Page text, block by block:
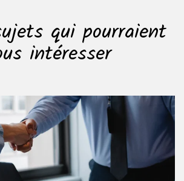
qui pourraient
intéresser